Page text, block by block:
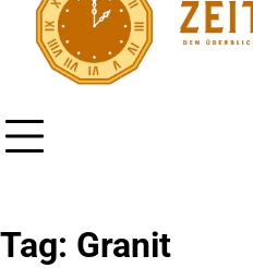
Tag: Granit